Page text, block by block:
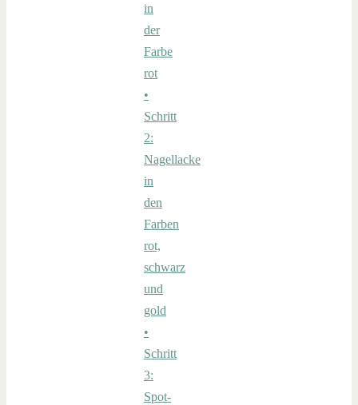
in
der
Farbe
rot
•
Schritt
2:
Nagellacke
in
den
Farben
rot,
schwarz
und
gold
•
Schritt
3:
Spot-